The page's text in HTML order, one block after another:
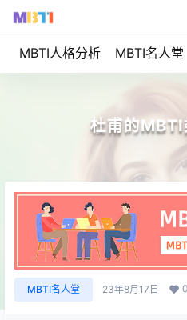
MBTI人格分析 MBTI名人堂
杜甫的MBTI
MBTI名人堂 23年8月17日 0